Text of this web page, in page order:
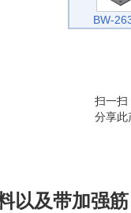
BW-
扫一扫
分享此
以及带加强